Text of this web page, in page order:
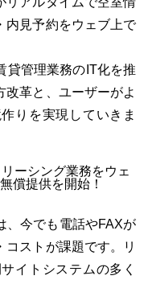
内見予約をウェブ上で
貸管理業務のIT化を推
革と、ユーザーがよ
りを実現していきま
、今でも電話やFAXが
ストが課題です。リ
イトシステムの多く